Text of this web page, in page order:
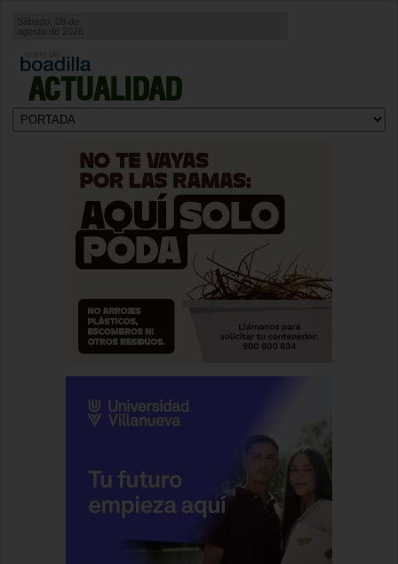
ACTUALIDAD
Sábado, 08 de
agosto de 2026